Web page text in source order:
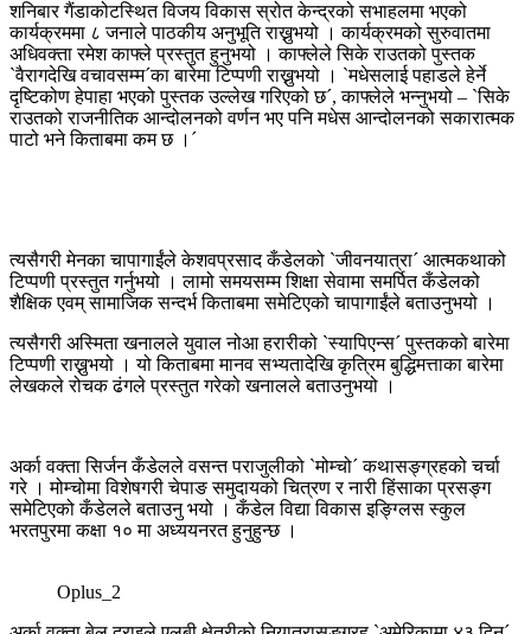
शनिबार गैंडाकोटस्थित विजय विकास स्रोत केन्द्रको सभाहलमा भएको
कार्यक्रममा ८ जनाले पाठकीय अनुभूति राख्नुभयो । कार्यक्रमको सुरुवातमा
अधिवक्ता रमेश काफ्ले प्रस्तुत हुनुभयो । काफ्लेले सिके राउतको पुस्तक
`वैरागदेखि वचावसम्म´का बारेमा टिप्पणी राख्नुभयो । `मधेसलाई पहाडले हेर्ने
दृष्टिकोण हेपाहा भएको पुस्तक उल्लेख गरिएको छ´, काफ्लेले भन्नुभयो – `सिके
राउतको राजनीतिक आन्दोलनको वर्णन भए पनि मधेस आन्दोलनको सकारात्मक
पाटो भने किताबमा कम छ ।´
त्यसैगरी मेनका चापागाईंले केशवप्रसाद कँडेलको `जीवनयात्रा´ आत्मकथाको
टिप्पणी प्रस्तुत गर्नुभयो । लामो समयसम्म शिक्षा सेवामा समर्पित कँडेलको
शैक्षिक एवम् सामाजिक सन्दर्भ किताबमा समेटिएको चापागाईंले बताउनुभयो ।
त्यसैगरी अस्मिता खनालले युवाल नोआ हरारीको `स्यापिएन्स´ पुस्तकको बारेमा
टिप्पणी राख्नुभयो । यो किताबमा मानव सभ्यतादेखि कृत्रिम बुद्धिमत्ताका बारेमा
लेखकले रोचक ढंगले प्रस्तुत गरेको खनालले बताउनुभयो ।
अर्का वक्ता सिर्जन कँडेलले वसन्त पराजुलीको `मोम्चो´ कथासङ्ग्रहको चर्चा
गरे । मोम्चोमा विशेषगरी चेपाङ समुदायको चित्रण र नारी हिंसाका प्रसङ्ग
समेटिएको कँडेलले बताउनु भयो । कँडेल विद्या विकास इङ्ग्लिस स्कुल
भरतपुरमा कक्षा १० मा अध्ययनरत हुनुहुन्छ ।
Oplus_2